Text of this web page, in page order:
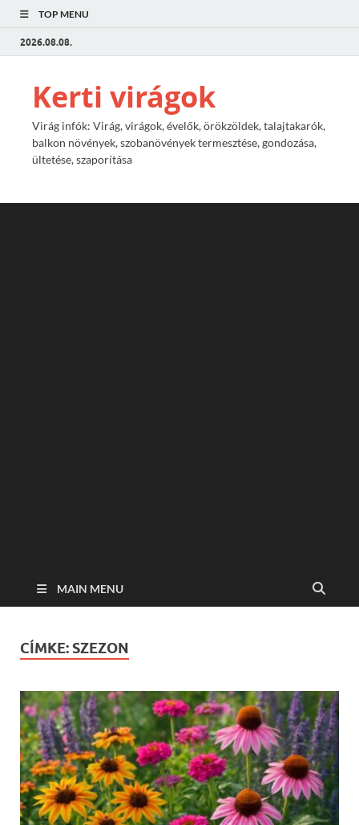
TOP MENU
2026.08.08.
Kerti virágok
Virág infók: Virág, virágok, évelők, örökzöldek, talajtakarók,
balkon növények, szobanövények termesztése, gondozása,
ültetése, szaporítása
MAIN MENU
CÍMKE: SZEZON